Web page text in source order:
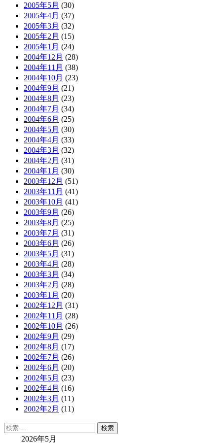
2005年5月 (30)
2005年4月 (37)
2005年3月 (32)
2005年2月 (15)
2005年1月 (24)
2004年12月 (28)
2004年11月 (38)
2004年10月 (23)
2004年9月 (21)
2004年8月 (23)
2004年7月 (34)
2004年6月 (25)
2004年5月 (30)
2004年4月 (33)
2004年3月 (32)
2004年2月 (31)
2004年1月 (30)
2003年12月 (51)
2003年11月 (41)
2003年10月 (41)
2003年9月 (26)
2003年8月 (25)
2003年7月 (31)
2003年6月 (26)
2003年5月 (31)
2003年4月 (28)
2003年3月 (34)
2003年2月 (28)
2003年1月 (20)
2002年12月 (31)
2002年11月 (28)
2002年10月 (26)
2002年9月 (29)
2002年8月 (17)
2002年7月 (26)
2002年6月 (20)
2002年5月 (23)
2002年4月 (16)
2002年3月 (11)
2002年2月 (11)
検
2026年5月